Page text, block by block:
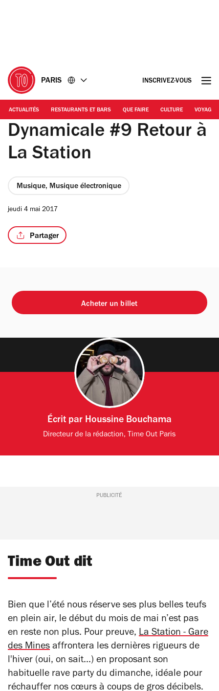
PARIS INSCRIVEZ-VOUS
ACTUALITÉS RESTAURANTS ET BARS QUE FAIRE CULTURE VOYAGE
Dynamicale #9 Retour à
La Station
Musique, Musique électronique
jeudi 4 mai 2017
Partager
Acheter un billet
Écrit par Houssine Bouchama
Directeur de la rédaction, Time Out Paris
PUBLICITÉ
Time Out dit
Bien que l’été nous réserve ses plus belles teufs
en plein air, le début du mois de mai n’est pas
en reste non plus. Pour preuve, La Station - Gare
des Mines affrontera les dernières rigueurs de
l'hiver (oui, on sait...) en proposant son
habituelle rave party du dimanche, idéale pour
réchauffer nos cœurs à coups de gros décibels.